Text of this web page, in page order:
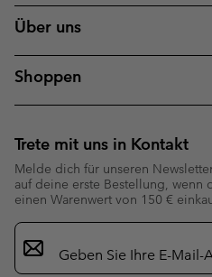
Über uns
Shoppen
Trete mit uns in Kontakt
Melde dich für unseren
auf deine erste Bestellung,
einen Warenwert von 150 €
Newsletter-
Anmeldung